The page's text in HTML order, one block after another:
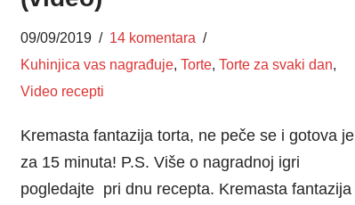
09/09/2019
14 komentara
Kuhinjica vas nagrađuje, Torte, Torte za svaki dan,
Video recepti
Kremasta fantazija torta, ne peče se i gotova je
za 15 minuta! P.S. Više o nagradnoj igri
pogledajte pri dnu recepta. Kremasta fantazija